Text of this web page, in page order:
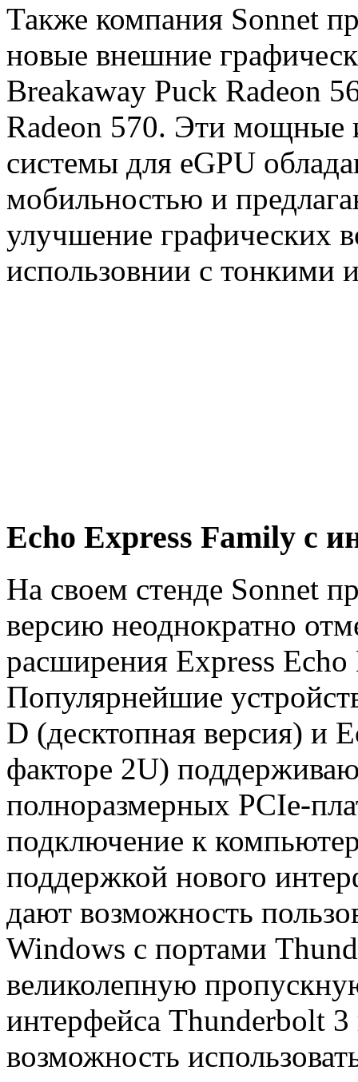
Также компания Sonnet
новые внешние
Breakaway Puck Radeon
Radeon 570. Эти мощные
системы для eGPU
мобильностью и
улучшение графических
использовнии с тонкими
Echo Express Family с
На своем стенде Sonnet
версию неоднократно
расширения Express
Популярнейшие
D (десктопная версия) и
факторе 2U)
полноразмерных PCIe-
подключение к
поддержкой нового
дают возможность
Windows с портами
великолепную
интерфейса Thunderbolt
возможность